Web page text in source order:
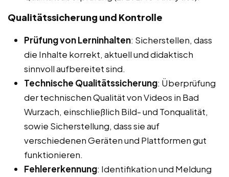
Qualitätssicherung und Kontrolle
Prüfung von Lerninhalten: Sicherstellen, dass
die Inhalte korrekt, aktuell und didaktisch
sinnvoll aufbereitet sind.
Technische Qualitätssicherung: Überprüfung
der technischen Qualität von Videos in Bad
Wurzach, einschließlich Bild- und Tonqualität,
sowie Sicherstellung, dass sie auf
verschiedenen Geräten und Plattformen gut
funktionieren.
Fehlererkennung: Identifikation und Meldung